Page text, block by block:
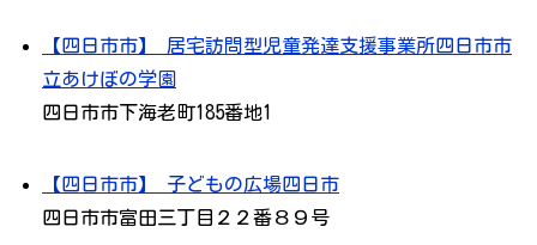
【四日市市】 居宅訪問型児童発達支援事業所四日市市
立あけぼの学園
四日市市下海老町185番地1
【四日市市】 子どもの広場四日市
四日市市富田三丁目２２番８９号